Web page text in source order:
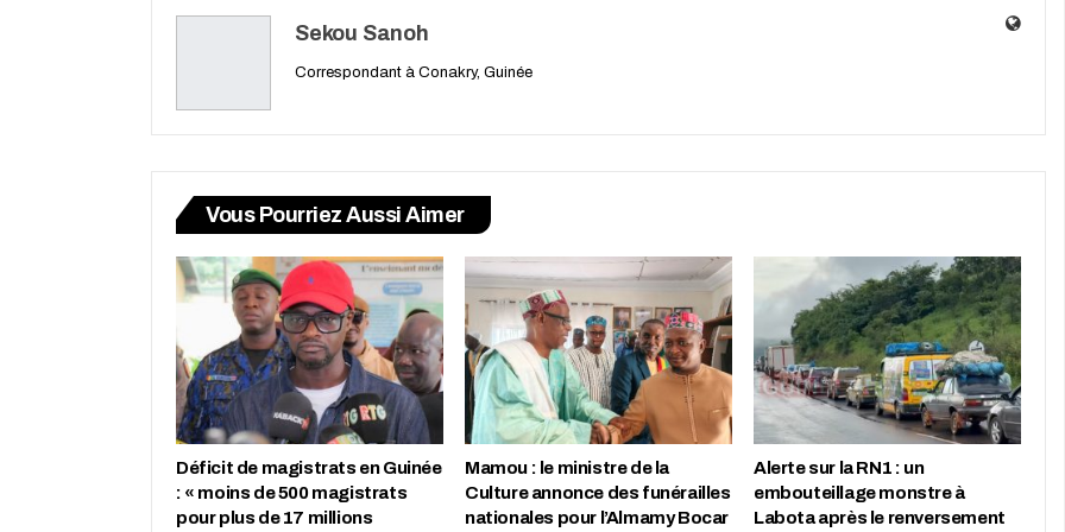
Sekou Sanoh
Correspondant à Conakry, Guinée
Vous Pourriez Aussi Aimer
Déficit de magistrats en Guinée
: « moins de 500 magistrats
pour plus de 17 millions
Mamou : le ministre de la
Culture annonce des funérailles
nationales pour l’Almamy Bocar
Alerte sur la RN1 : un
embouteillage monstre à
Labota après le renversement